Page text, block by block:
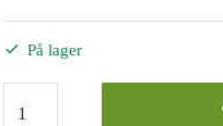
På lager